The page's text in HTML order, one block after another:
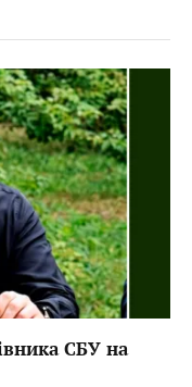
СБУ на